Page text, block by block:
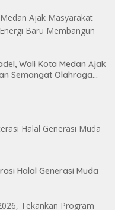
Wali Kota Medan Ajak
Semangat Olahraga
Halal Generasi Muda